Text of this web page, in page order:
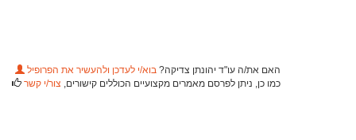
האם את/ה עו"ד יהונתן צדיקה? בוא/י לעדכן ולהעשיר את הפרופיל
כמו כן, ניתן לפרסם מאמרים מקצועיים הכוללים קישורים, צור/י קשר